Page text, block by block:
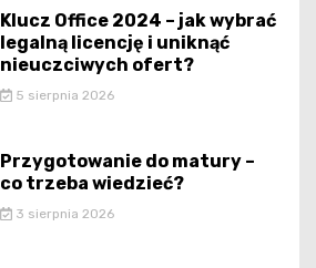
Klucz Office 2024 – jak wybrać
legalną licencję i uniknąć
nieuczciwych ofert?
5 sierpnia 2026
Przygotowanie do matury –
co trzeba wiedzieć?
3 sierpnia 2026